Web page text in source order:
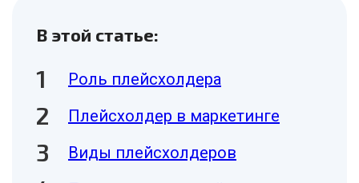
В этой статье:
Роль плейсхолдера
Плейсхолдер в маркетинге
Виды плейсхолдеров